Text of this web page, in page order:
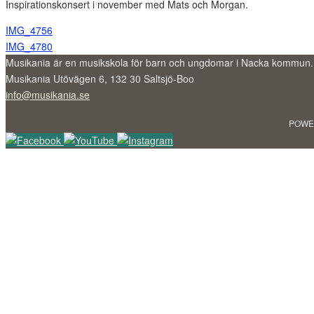
Inspirationskonsert i november med Mats och Morgan.
IMG_4756
IMG_4780
Musikania är en musikskola för barn och ungdomar i Nacka kommun.
Musikania Utövägen 6, 132 30 Saltsjö-Boo
info@musikania.se